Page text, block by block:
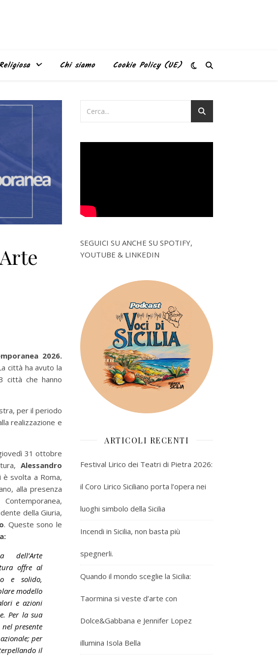
Chi siamo Cookie Policy (UE)
2026.
città ha avuto la
città che hanno
per il periodo
realizzazione e
31 ottobre
Alessandro
è svolta a Roma,
alla presenza
della Giuria,
. Queste sono le
dell’Arte
offre al
e solido,
modello
e azioni
Per la sua
presente
per
il
SEGUICI SU ANCHE SU SPOTIFY,
YOUTUBE & LINKEDIN
ARTICOLI RECENTI
Festival Lirico dei Teatri di Pietra 2026:
il Coro Lirico Siciliano porta l’opera nei
luoghi simbolo della Sicilia
Incendi in Sicilia, non basta più
spegnerli.
Quando il mondo sceglie la Sicilia:
Taormina si veste d’arte con
Dolce&Gabbana e Jennifer Lopez
illumina Isola Bella